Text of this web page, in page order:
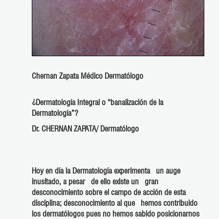
Chernan Zapata Médico Dermatólogo
¿Dermatología Integral o “banalización de la
Dermatología”?
Dr. CHERNAN ZAPATA/ Dermatólogo
Hoy en día la Dermatología experimenta un auge
inusitado, a pesar de ello existe un gran
desconocimiento sobre el campo de acción de esta
disciplina; desconocimiento al que hemos contribuido
los dermatólogos pues no hemos sabido posicionarnos